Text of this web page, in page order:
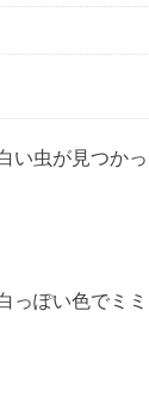
い虫が見つか
っぽい色でミ